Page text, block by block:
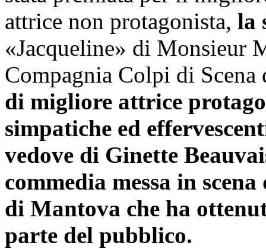
attrice non protagonista, la
«Jacqueline» di Monsieur
Compagnia Colpi di
di migliore attrice
simpatiche ed
vedove di Ginette
commedia messa in
di Mantova che ha
parte del pubblico.